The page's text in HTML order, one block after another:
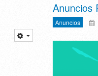
Anuncios
Anuncios